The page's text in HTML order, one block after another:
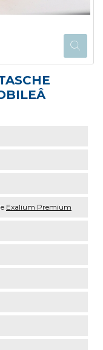
Exalium Premium